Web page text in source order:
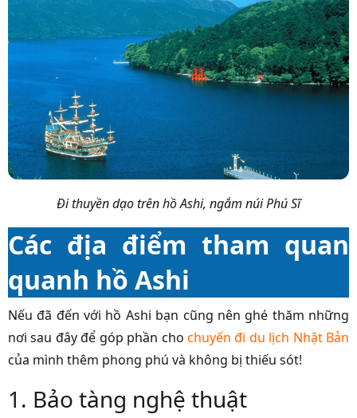
Đi thuyền dạo trên hồ Ashi, ngắm núi Phú Sĩ
Các địa điểm tham quan
quanh hồ Ashi
Nếu đã đến với hồ Ashi bạn cũng nên ghé thăm những
nơi sau đây để góp phần cho chuyến đi du lịch Nhật Bản
của mình thêm phong phú và không bị thiếu sót!
1. Bảo tàng nghệ thuật